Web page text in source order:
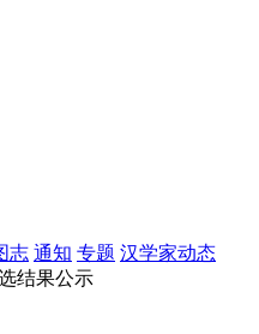
志 通知 专题 汉学家动态
结果公示